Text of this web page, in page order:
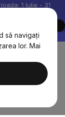
să navigați
lor. Mai
1 Iulie - 31
noastre sunt
Coş
de